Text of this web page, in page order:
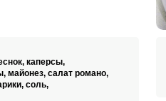
каперсы,
майонез, салат романо,
соль,